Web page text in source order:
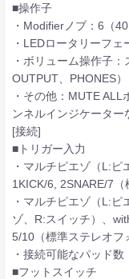
■操作子
・Modifierノブ：6（
・LEDロータリーフェ
・ボリューム操作子
OUTPUT、PHONES）
・その他：MUTE
ンネルインジケーター
[接続]
■トリガー入力
・マルチピエゾ（L:
1KICK/6, 2SNARE/7（
・マルチピエゾ（L:
ゾ、R:スイッチ）、
5/10（標準ステレオフ
・接続可能なパッド数
■フットスイッチ